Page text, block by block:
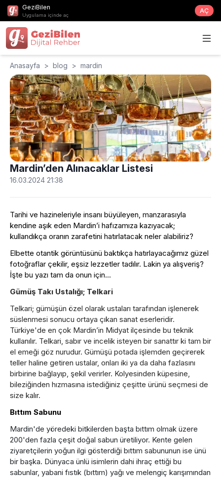
GeziBilen
Uygulama içinde aç
AÇ
Anasayfa > blog > mardin
Mardin’den Alınacaklar Listesi
16.03.2024 21:38
Tarihi ve hazineleriyle insanı büyüleyen, manzarasıyla
kendine aşık eden Mardin’i hafızamıza kazıyacak;
kullandıkça oranın zarafetini hatırlatacak neler alabiliriz?
Elbette otantik görüntüsünü baktıkça hatırlayacağımız güzel
fotoğraflar çekilir, eşsiz lezzetler tadılır. Lakin ya alışveriş?
İşte bu yazı tam da onun için...
Gümüş Takı Ustalığı; Telkari
Telkari; gümüşün özel olarak ustaları tarafından işlenerek
süslenmesi sonucu ortaya çıkan sanat eserleridir.
Türkiye'de en çok Mardin’in Midyat ilçesinde bu teknik
kullanılır. Telkari, sabır ve incelik isteyen bir sanattır ki tam bir
el emeği göz nurudur. Gümüşü potada işlemden geçirerek
teller haline getiren ustalar, onları iki ya da daha fazlasını
birbirine bağlayıp, şekil verirler. Kolyesinden küpesine,
bileziğinden hızmasına istediğiniz çeşitte ürünü seçmesi de
size kalır.
Bıttım Sabunu
Mardin'de yöredeki bitkilerden başta bıttım olmak üzere
200'den fazla çeşit doğal sabun üretiliyor. Kente gelen
ziyaretçilerin yoğun ilgi gösterdiği bıttım sabununun ise ünü
bir başka. Dünyaca ünlü isimlerin dahi ihraç ettiği bu
sabunlar, yabani fıstık (bıttım) yağı ve melengiç karışımından